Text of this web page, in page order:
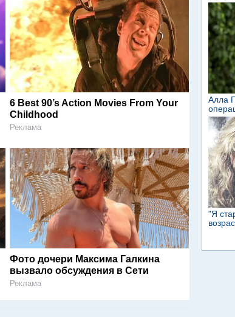
6 Best 90’s Action Movies From Your
Childhood
Реклама
Фото дочери Максима Галкина
вызвало обсуждения в Сети
Реклама